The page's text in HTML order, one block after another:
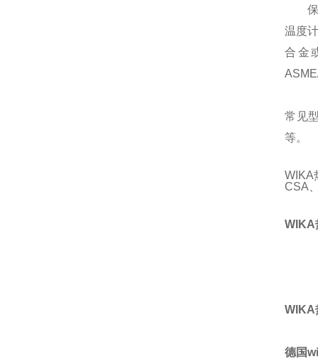
保
温度
合金
常见
等。
WIKA
CSA
WIKA
WIKA
德国